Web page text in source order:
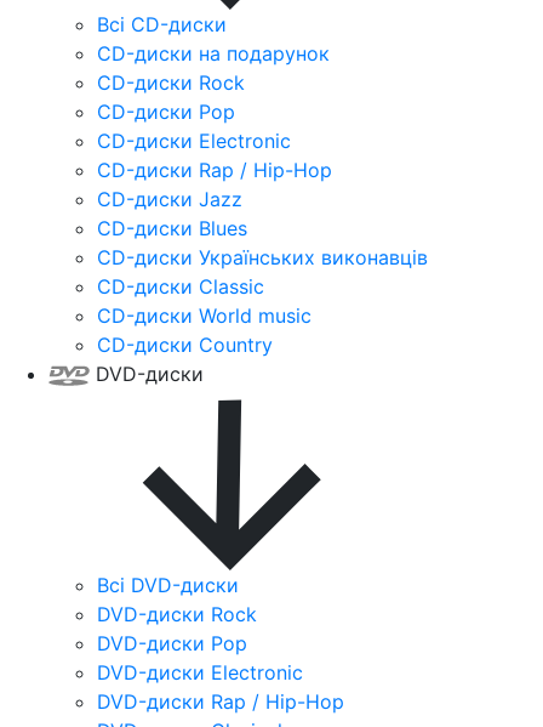
Всі CD-диски
CD-диски на подарунок
CD-диски Rock
CD-диски Pop
CD-диски Electronic
CD-диски Rap / Hip-Hop
CD-диски Jazz
CD-диски Blues
CD-диски Українських виконавців
CD-диски Classic
CD-диски World music
CD-диски Country
DVD-диски
Всі DVD-диски
DVD-диски Rock
DVD-диски Pop
DVD-диски Electronic
DVD-диски Rap / Hip-Hop